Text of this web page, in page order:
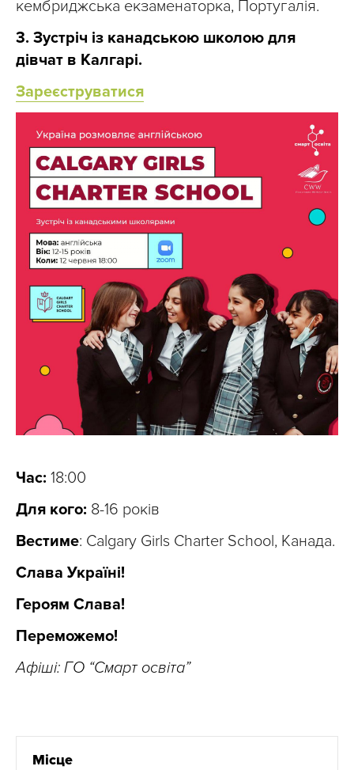
кембриджська екзаменаторка, Португалія.
3. Зустріч із канадською школою для
дівчат в Калгарі.
Зареєструватися
Час: 18:00
Для кого: 8-16 років
Вестиме: Calgary Girls Charter School, Канада.
Слава Україні!
Героям Слава!
Переможемо!
Афіші: ГО “Смарт освіта”
Місце